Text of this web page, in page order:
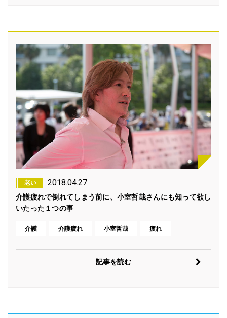
老い 2018.04.27
介護疲れで倒れてしまう前に、小室哲哉さんにも知って欲し
いたった１つの事
介護 介護疲れ 小室哲哉 疲れ
記事を読む